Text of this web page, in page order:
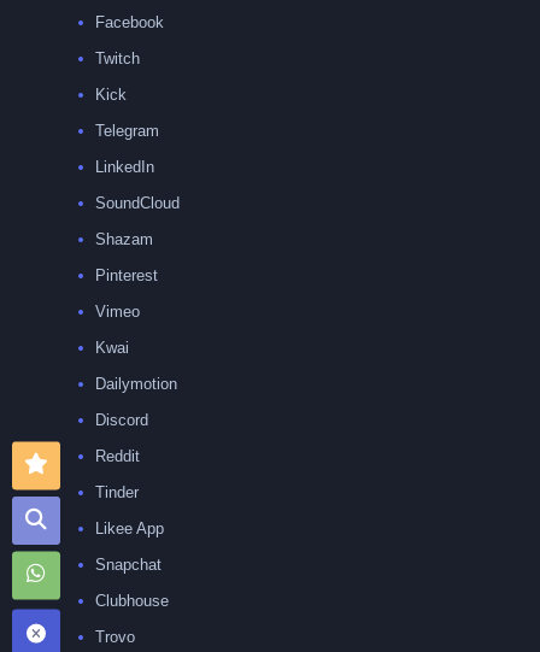
Facebook
Twitch
Kick
Telegram
LinkedIn
SoundCloud
Shazam
Pinterest
Vimeo
Kwai
Dailymotion
Discord
Reddit
Tinder
Likee App
Snapchat
Clubhouse
Trovo